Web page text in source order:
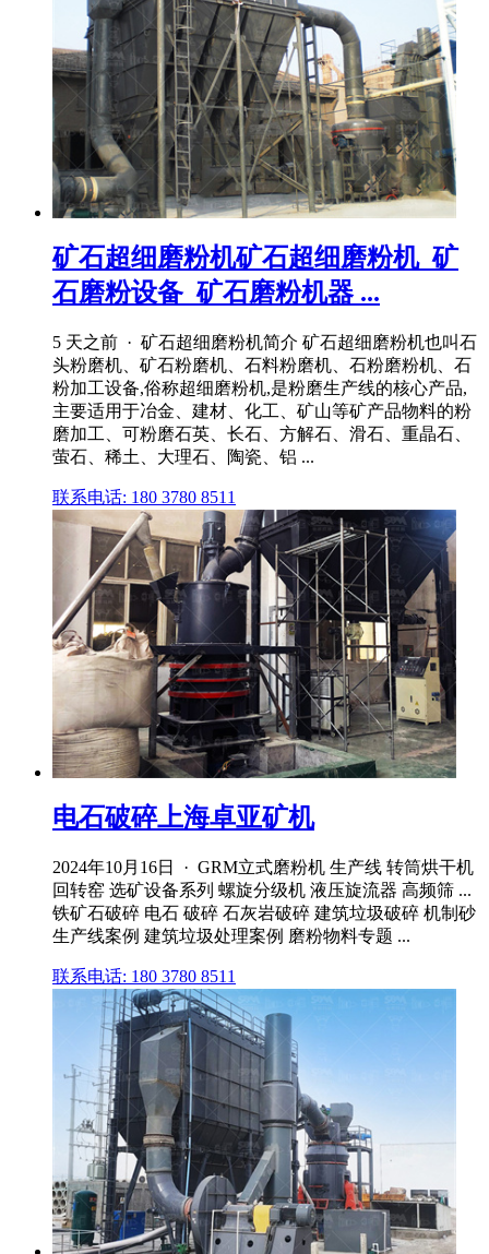
矿石超细磨粉机矿石超细磨粉机_矿
石磨粉设备_矿石磨粉机器 ...
5 天之前 · 矿石超细磨粉机简介 矿石超细磨粉机也叫石
头粉磨机、矿石粉磨机、石料粉磨机、石粉磨粉机、石
粉加工设备,俗称超细磨粉机,是粉磨生产线的核心产品,
主要适用于冶金、建材、化工、矿山等矿产品物料的粉
磨加工、可粉磨石英、长石、方解石、滑石、重晶石、
萤石、稀土、大理石、陶瓷、铝 ...
联系电话: 180 3780 8511
电石破碎上海卓亚矿机
2024年10月16日 · GRM立式磨粉机 生产线 转筒烘干机
回转窑 选矿设备系列 螺旋分级机 液压旋流器 高频筛 ...
铁矿石破碎 电石 破碎 石灰岩破碎 建筑垃圾破碎 机制砂
生产线案例 建筑垃圾处理案例 磨粉物料专题 ...
联系电话: 180 3780 8511